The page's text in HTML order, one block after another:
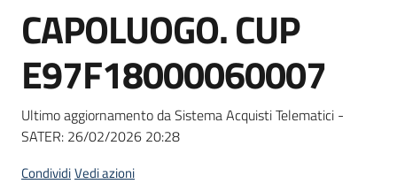
site
CAPOLUOGO. CUP
E97F18000060007
Ultimo aggiornamento da Sistema Acquisti Telematici -
SATER: 26/02/2026 20:28
CondividiVedi azioni